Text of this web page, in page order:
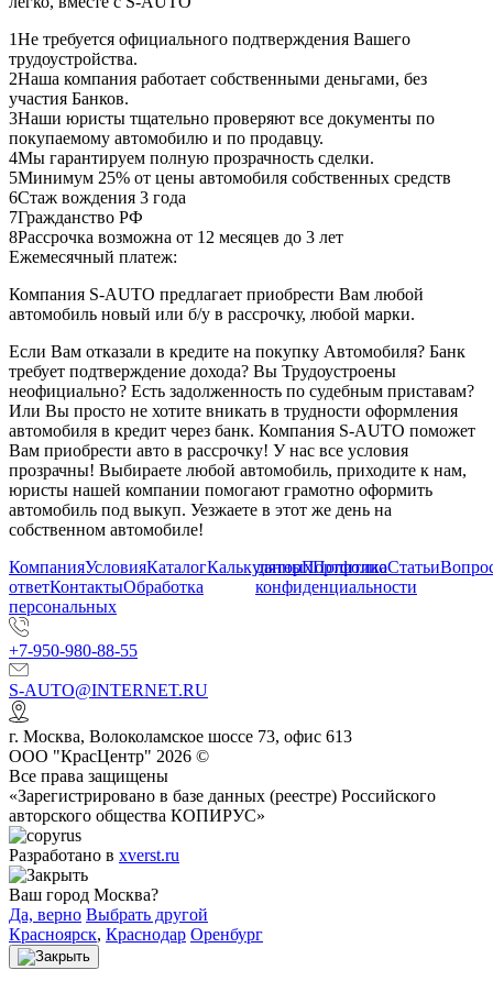
1Не требуется официального подтверждения Вашего
трудоустройства.
2Наша компания работает собственными деньгами, без
участия Банков.
3Наши юристы тщательно проверяют все документы по
покупаемому автомобилю и по продавцу.
4Мы гарантируем полную прозрачность сделки.
5Минимум 25% от цены автомобиля собственных средств
6Стаж вождения 3 года
7Гражданство РФ
8Рассрочка возможна от 12 месяцев до 3 лет
Ежемесячный платеж:
Компания S-AUTO предлагает приобрести Вам любой
автомобиль новый или б/у в рассрочку, любой марки.
Если Вам отказали в кредите на покупку Автомобиля? Банк
требует подтверждение дохода? Вы Трудоустроены
неофициально? Есть задолженность по судебным приставам?
Или Вы просто не хотите вникать в трудности оформления
автомобиля в кредит через банк. Компания S-AUTO поможет
Вам приобрести авто в рассрочку! У нас все условия
прозрачны! Выбираете любой автомобиль, приходите к нам,
юристы нашей компании помогают грамотно оформить
автомобиль под выкуп. Уезжаете в этот же день на
собственном автомобиле!
КомпанияУсловияКаталогКалькуляторПортфолиоСтатьи
ответКонтактыОбработка
персональных
данныхПолитика
конфиденциальности
+7-950-980-88-55
S-AUTO@INTERNET.RU
г. Москва, Волоколамское шоссе 73, офис 613
ООО "КрасЦентр" 2026 ©
Все права защищены
«Зарегистрировано в базе данных (реестре) Российского
авторского общества КОПИРУС»
Разработано в xverst.ru
Ваш город Москва?
Да, верно Выбрать другой
Красноярск, Краснодар Оренбург